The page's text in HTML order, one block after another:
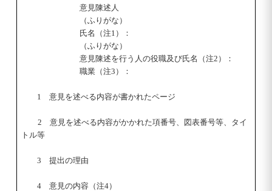
意見陳述人
（ふりがな）
氏名（注1）：
（ふりがな）
意見陳述を行う人の役職及び氏名（注2）：
職業（注3）：
1 意見を述べる内容が書かれたページ
2 意見を述べる内容がかかれた項番号、図表番号等、タイ
トル等
3 提出の理由
4 意見の内容（注4）